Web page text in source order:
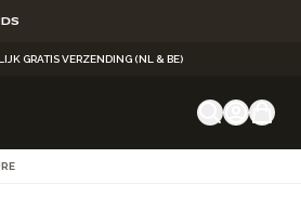
GRATIS VERZENDING (NL & BE)